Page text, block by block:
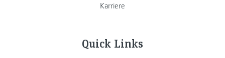
Karriere
Quick Links